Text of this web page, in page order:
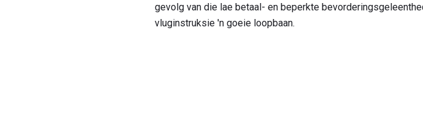
gevolg van die lae betaal- en beperkte
vluginstruksie 'n goeie loopbaan.